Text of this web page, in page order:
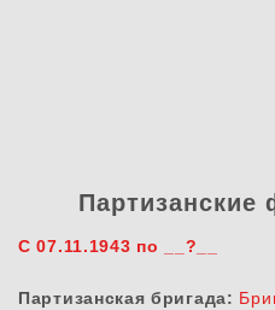
С 07.11.1943 по __?__
Партизанская бригада: